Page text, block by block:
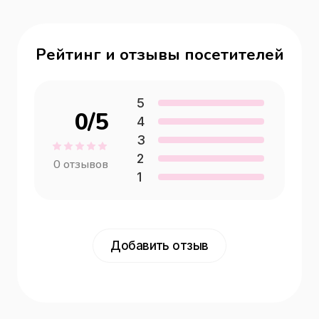
Рейтинг и отзывы посетителей
0/5
0 отзывов
5
4
3
2
1
Добавить отзыв